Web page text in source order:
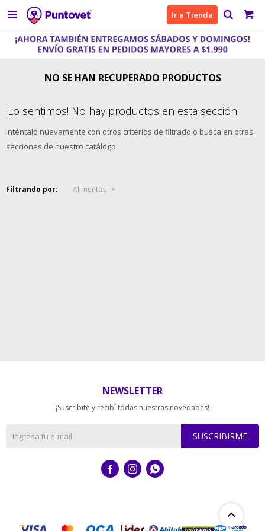
 Ir a Tienda
NO SE HAN RECUPERADO PRODUCTOS
¡Lo sentimos! No hay productos en esta sección.
Inténtalo nuevamente con otros criterios de filtrado o busca en otras
secciones de nuestro catálogo.
Filtrando por: Alimentos
NEWSLETTER
¡Suscribite y recibí todas nuestras novedades!
SUSCRIBIRME
  